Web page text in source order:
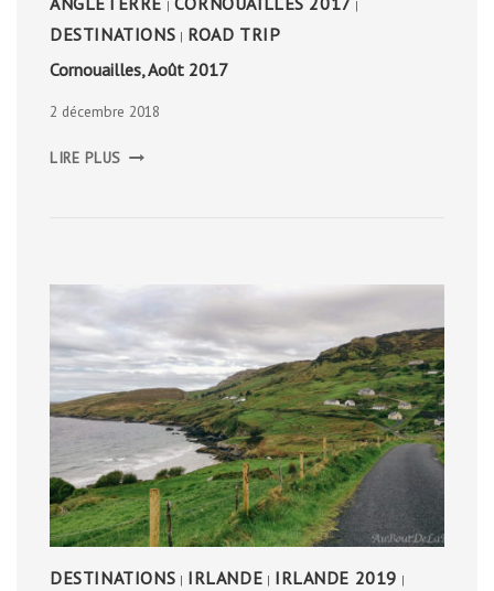
| |
DESTINATIONS | ROAD TRIP
Cornouailles, Août 2017
2 décembre 2018
LIRE PLUS AOÛT
DESTINATIONS | IRLANDE | IRLANDE 2019 |